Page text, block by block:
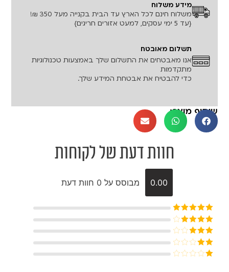
מידע משלוח
משלוח חינם לכל הארץ עד הבית בקנייה מעל 350 ₪!
{עד 5 ימי עסקים, למעט אזורים חריגים}
תשלום מאובטח
אנו מאבטחים את התשלום שלך באמצעות טכנולוגיות
מתקדמות
כדי להבטיח את אבטחת המידע שלך.
שיתוף מוצר:
חוות דעת של לקוחות
0.00 מבוסס על 0 חוות דעת
דורג5מתוך
5
דורג4
מתוך 5
דורג3
מתוך 5
דורג